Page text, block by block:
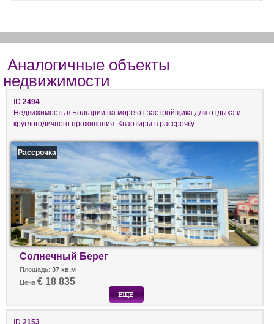
Аналогичные объекты
недвижимости
ID 2494
Недвижимость в Болгарии на море от застройщика для отдыха и
круглогодичного проживания. Квартиры в рассрочку.
Рассрочка
Солнечный Берег
Площадь: 37 кв.м
Цена € 18 835
ID 2153